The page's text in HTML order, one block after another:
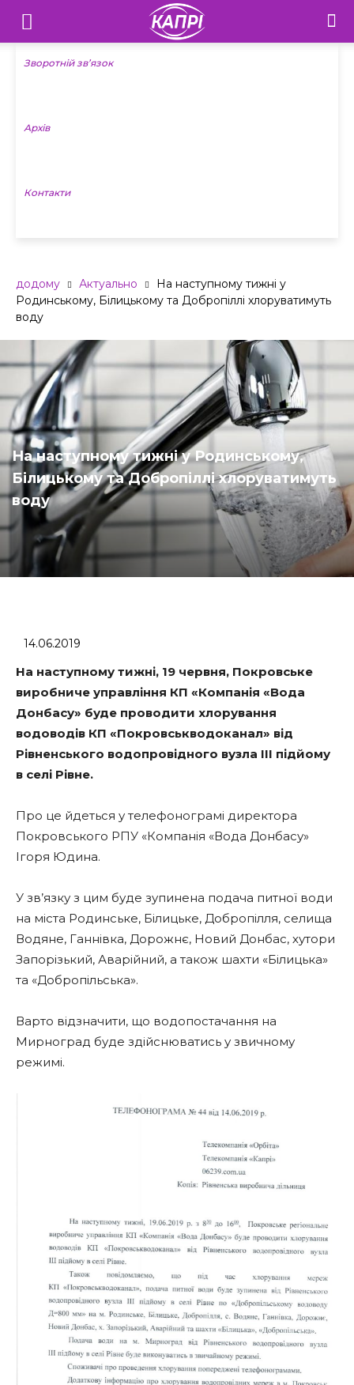
Телебачення
«Капрі»
Новини
Зворотній зв’язок
Архів
Контакти
додому Актуально
На наступному тижні у
Родинському, Білицькому та Добропіллі хлоруватимуть
воду
На наступному тижні у Родинському,
Білицькому та Добропіллі хлоруватимуть
воду
14.06.2019
На наступному тижні, 19 червня, Покровське
виробниче управління КП «Компанія «Вода
Донбасу» буде проводити хлорування
водоводів КП «Покровськводоканал» від
Рівненського водопровідного вузла ІІІ підйому
в селі Рівне.
Про це йдеться у телефонограмі директора
Покровського РПУ «Компанія «Вода Донбасу»
Ігоря Юдина.
У зв’язку з цим буде зупинена подача питної води
на міста Родинське, Білицьке, Добропілля, селища
Водяне, Ганнівка, Дорожнє, Новий Донбас, хутори
Запорізький, Аварійний, а також шахти «Білицька»
та «Добропільська».
Варто відзначити, що водопостачання на
Мирноград буде здійснюватись у звичному
режимі.